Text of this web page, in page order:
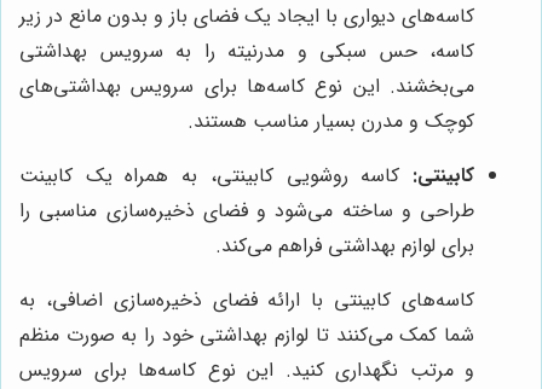
کاسه‌های دیواری با ایجاد یک فضای باز و بدون مانع در زیر
کاسه، حس سبکی و مدرنیته را به سرویس بهداشتی
می‌بخشند. این نوع کاسه‌ها برای سرویس بهداشتی‌های
کوچک و مدرن بسیار مناسب هستند.
کابینتی: کاسه روشویی کابینتی، به همراه یک کابینت
طراحی و ساخته می‌شود و فضای ذخیره‌سازی مناسبی را
برای لوازم بهداشتی فراهم می‌کند.
کاسه‌های کابینتی با ارائه فضای ذخیره‌سازی اضافی، به
شما کمک می‌کنند تا لوازم بهداشتی خود را به صورت منظم
و مرتب نگهداری کنید. این نوع کاسه‌ها برای سرویس